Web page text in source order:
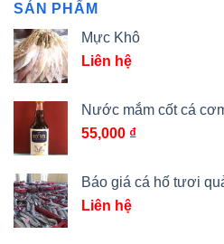
SẢN PHẨM
Mực Khô
Liên hệ
Nước mắm cốt cá
55,000 ₫
Báo giá cá hố tươi
Liên hệ